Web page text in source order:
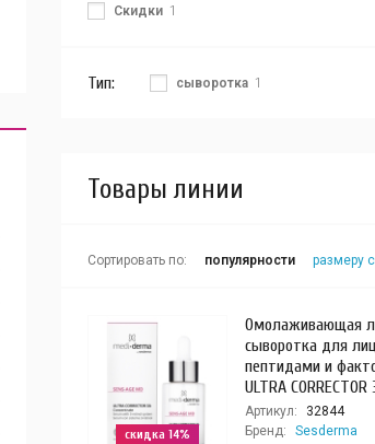
Скидки 1
Тип: сыворотка 1
Товары линии
Сортировать по: популярности размеру
скидка 14%
Омолаживающая
сыворотка для
пептидами и
ULTRA
Артикул:
32844
Бренд:
Sesderma